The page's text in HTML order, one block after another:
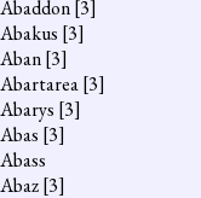
Abaddon[3]
Abakus [3]
Aban[3]
Abartarea[3]
Abarys [3]
Abas [3]
Abass
Abaz[3]